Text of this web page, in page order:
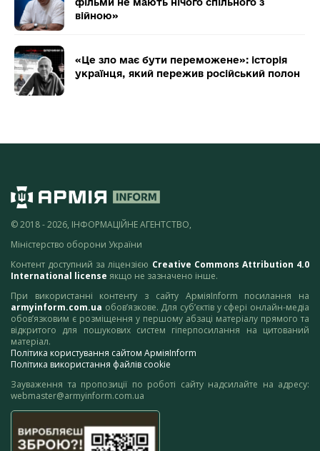
війною»
«Це зло має бути переможене»: історія
українця, який пережив російський полон
© 2018 - 2026, ІНФОРМАЦІЙНЕ АГЕНТСТВО,
Міністерство оборони України
Контент доступний за ліцензією Creative Commons Attribution 4.0
International license якщо не зазначено інше.
При використанні контенту з сайту АрміяInform посилання на
armyinform.com.ua обов’язкове. Для суб’єктів у сфері онлайн-медіа
обов’язковим є розміщення у першому абзаці матеріалу прямого та
відкритого для пошукових систем гіперпосилання на цитований
матеріал.
Політика користування сайтом АрміяInform
Політика використання файлів cookie
Зауваження та пропозиції по роботі сайту надсилайте на адресу:
webmaster@armyinform.com.ua